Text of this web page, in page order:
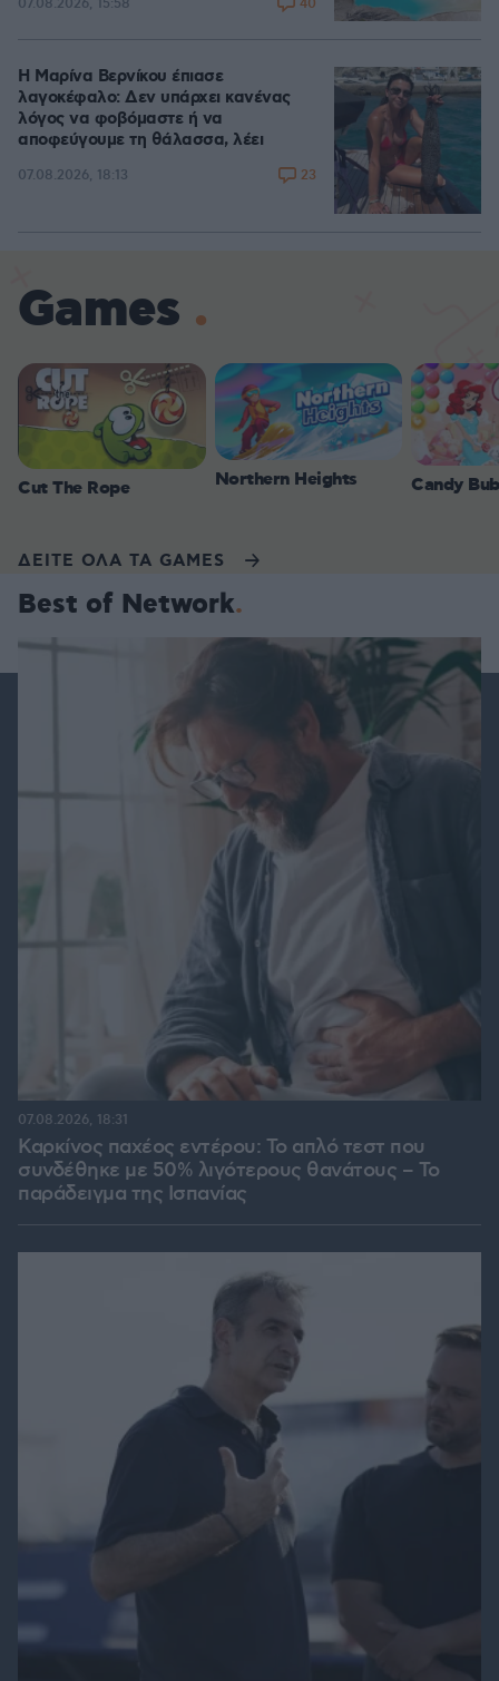
07.08.2026, 15:58 40
Η Μαρίνα Βερνίκου έπιασε
λαγοκέφαλο: Δεν υπάρχει κανένας
λόγος να φοβόμαστε ή να
αποφεύγουμε τη θάλασσα, λέει
07.08.2026, 18:13 23
Games
Cut The Rope Northern Heights Candy
ΔΕΙΤΕ ΟΛΑ ΤΑ GAMES
Best of Network
Καρκίνος παχέος εντέρου: Το απλό τεστ που
συνδέθηκε με 50% λιγότερους θανάτους – Το
παράδειγμα της Ισπανίας
07.08.2026, 18:31